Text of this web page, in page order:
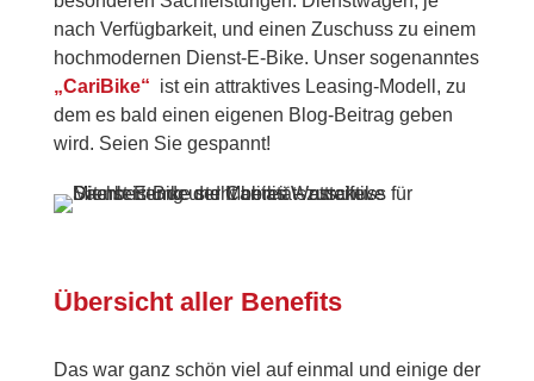
nach Verfügbarkeit, und einen Zuschuss zu einem
hochmodernen Dienst-E-Bike. Unser sogenanntes
„CariBike“ ist ein attraktives Leasing-Modell, zu
dem es bald einen eigenen Blog-Beitrag geben
wird. Seien Sie gespannt!
Übersicht aller Benefits
Das war ganz schön viel auf einmal und einige der